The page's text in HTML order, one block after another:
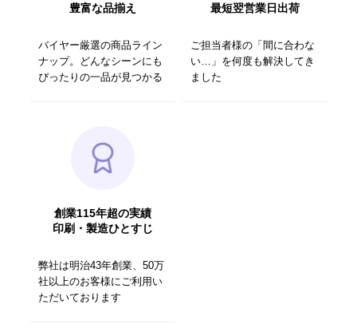
豊富な品揃え
バイヤー厳選の商品ライン
ナップ。どんなシーンにも
ぴったりの一品が見つかる
最短翌営業日出荷
ご担当者様の「間に合わな
い…」を何度も解決してき
ました
創業115年超の実績
印刷・製造ひとすじ
弊社は明治43年創業、50万
社以上のお客様にご利用い
ただいております